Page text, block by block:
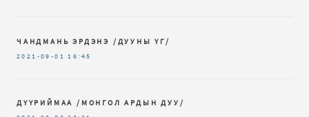
ЧАНДМАНЬ ЭРДЭНЭ /ДУУНЫ ҮГ/
2021-09-01 16:45
ДҮҮРИЙМАА /МОНГОЛ АРДЫН ДУУ/